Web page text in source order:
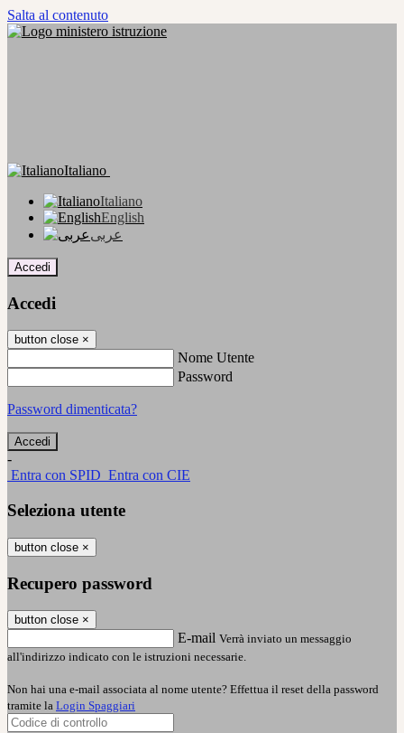
Salta al contenuto
Italiano
Italiano
English
عربى
Accedi
Accedi
button close ×
Nome Utente
Password
Password dimenticata?
-
Entra con SPID Entra con CIE
Seleziona utente
button close ×
Recupero password
button close ×
E-mail Verrà inviato un messaggio
all'indirizzo indicato con le istruzioni necessarie.
Non hai una e-mail associata al nome utente? Effettua il reset della password
tramite la Login Spaggiari